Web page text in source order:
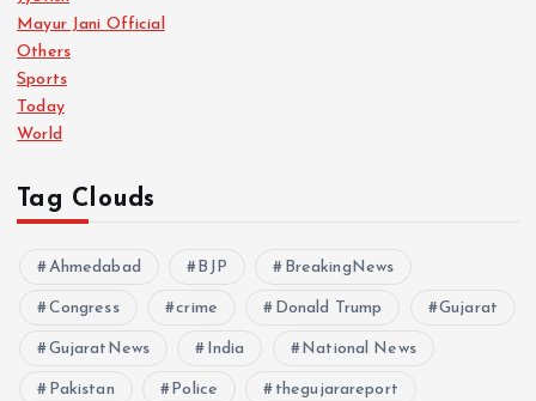
Mayur Jani Official
Others
Sports
Today
World
Tag Clouds
Ahmedabad BJP BreakingNews
Congress crime Donald Trump Gujarat
GujaratNews India National News
Pakistan Police thegujarareport